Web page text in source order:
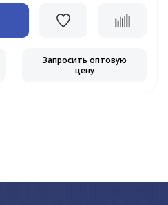
Запросить оптовую
цену